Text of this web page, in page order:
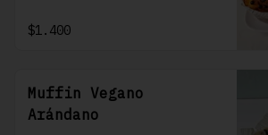
$1.400
Muffin Vegano
Arándano